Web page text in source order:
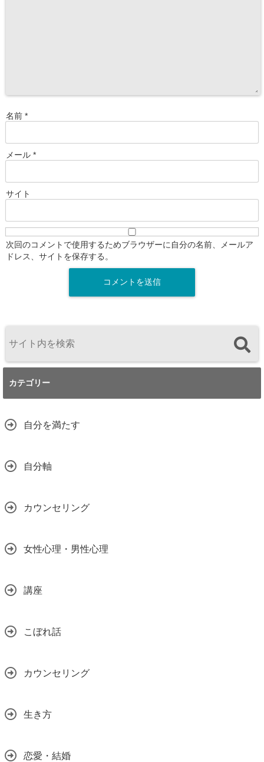
名前 *
メール *
サイト
次回のコメントで使用するためブラウザーに自分の名前、メールア
ドレス、サイトを保存する。
カテゴリー
自分を満たす
自分軸
カウンセリング
女性心理・男性心理
講座
こぼれ話
カウンセリング
生き方
恋愛・結婚